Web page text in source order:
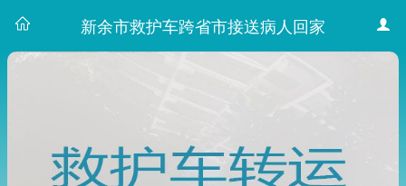
新余市救护车跨省市接送病人回家